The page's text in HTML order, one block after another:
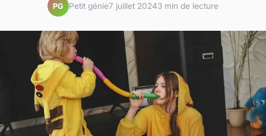
PG Petit génie7 juillet 20243 min de lecture